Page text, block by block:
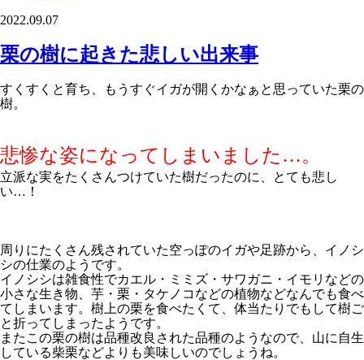
2022.09.07
栗の樹に起きた悲しい出来事
すくすくと育ち、もうすぐイガが開くかなぁと思っていた栗の
樹。
悲惨な姿になってしまいました…。
立派な実をたくさんつけていた樹だったのに、とても悲し
い…！
周りにたくさん残されていた空っぽのイガや足跡から、イノシ
シの仕業のようです。
イノシシは雑食性でカエル・ミミズ・サワガニ・イモリなどの
小さな生き物、芋・栗・タケノコなどの植物などなんでも食べ
てしまいます。樹上の栗を食べたくて、体当たりでもして樹ご
と折ってしまったようです。
またこの栗の樹は品種改良された品種のようなので、山に自生
している柴栗などよりも美味しいのでしょうね。